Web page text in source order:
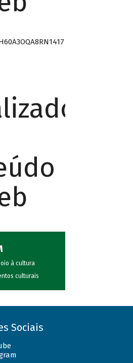
à cultura
culturais
Sociais